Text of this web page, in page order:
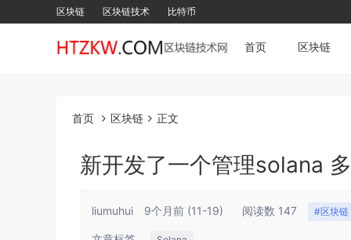
区块链 区块链技术 比特币
首页 区块链
首页 区块链 正文
新开发了一个管理solana
liumuhui 9个月前 (11-19) 阅读数 147 #区块链